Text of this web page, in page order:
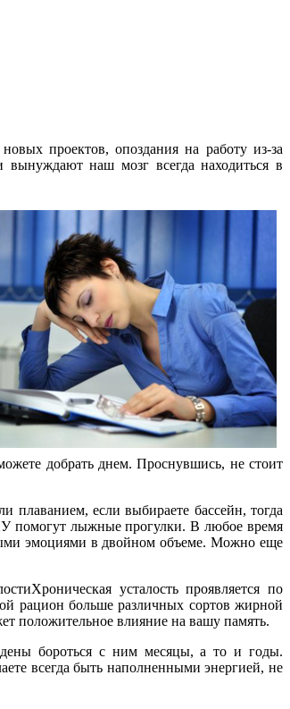
проектов, опоздания на работу из-за
наш мозг всегда находиться в
добрать днем. Проснувшись, не стоит
плаванием, если выбираете бассейн, тогда
помогут лыжные прогулки. В любое время
эмоциями в двойном объеме. Можно еще
усталость проявляется по
рацион больше различных сортов жирной
положительное влияние на вашу память.
бороться с ним месяцы, а то и годы.
всегда быть наполненными энергией, не